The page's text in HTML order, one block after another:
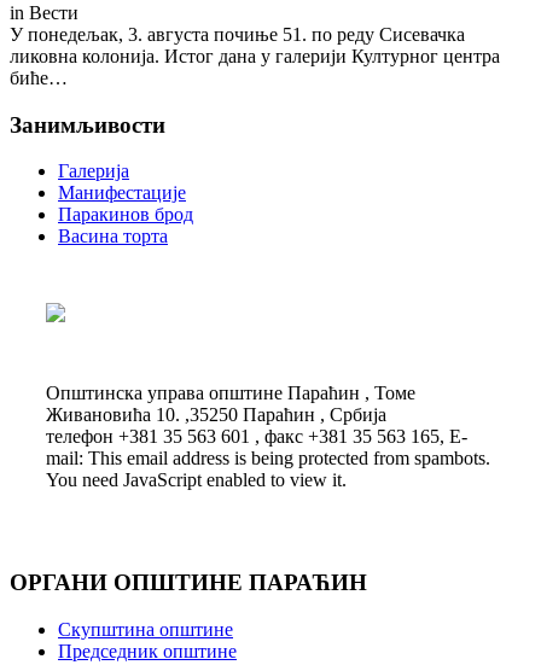
in Вести
У понедељак, 3. августа почиње 51. по реду Сисевачка
ликовна колонија. Истог дана у галерији Културног центра
биће…
Занимљивости
Галерија
Манифестације
Паракинов брод
Васина торта
Општинска управа општине Параћин , Томе
Живановића 10. ,35250 Параћин , Србија
телефон +381 35 563 601 , факс +381 35 563 165, E-
mail: This email address is being protected from spambots.
You need JavaScript enabled to view it.
ОРГАНИ ОПШТИНЕ ПАРАЋИН
Скупштина општине
Председник општине